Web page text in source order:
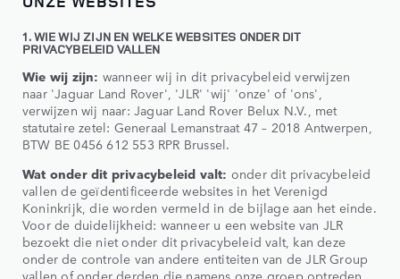
1. WIE WIJ ZIJN EN WELKE WEBSITES ONDER DIT
PRIVACYBELEID VALLEN
Wie wij zijn: wanneer wij in dit privacybeleid verwijzen
naar 'Jaguar Land Rover', 'JLR' 'wij' 'onze' of 'ons',
verwijzen wij naar: Jaguar Land Rover Belux N.V., met
statutaire zetel: Generaal Lemanstraat 47 – 2018 Antwerpen,
BTW BE 0456 612 553 RPR Brussel.
Wat onder dit privacybeleid valt: onder dit privacybeleid
vallen de geïdentificeerde websites in het Verenigd
Koninkrijk, die worden vermeld in de bijlage aan het einde.
Voor de duidelijkheid: wanneer u een website van JLR
bezoekt die niet onder dit privacybeleid valt, kan deze
onder de controle van andere entiteiten van de JLR Group
vallen of onder derden die namens onze groep optreden.